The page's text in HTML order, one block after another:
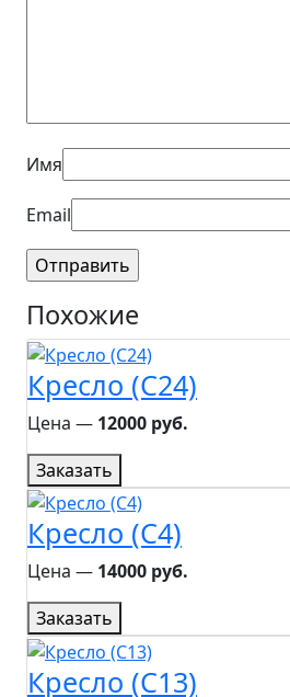
Имя
Email
Похожие
Кресло (C24)
Цена ― 12000 руб.
Заказать
Кресло (C4)
Цена ― 14000 руб.
Заказать
Кресло (C13)